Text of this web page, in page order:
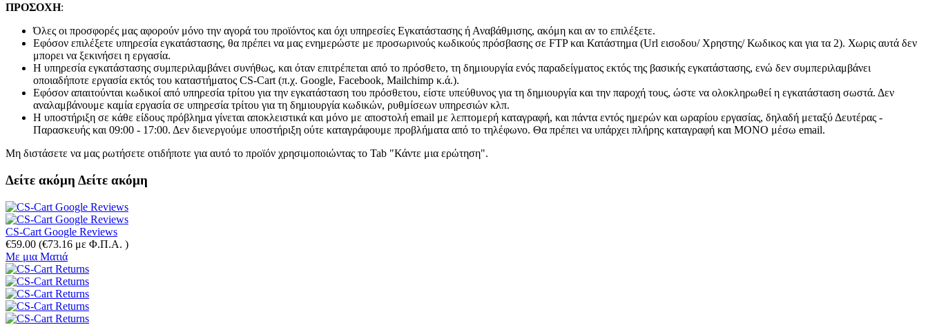
ΠΡΟΣΟΧΗ:
Όλες οι προσφορές μας αφορούν μόνο την αγορά του προϊόντος και όχι υπηρεσίες Εγκατάστασης ή Αναβάθμισης, ακόμη και αν το επιλέξετε.
Εφόσον επιλέξετε υπηρεσία εγκατάστασης, θα πρέπει να μας ενημερώστε με προσωρινούς κωδικούς πρόσβασης σε FTP και Κατάστημα (Url εισοδου/ Χρηστης/ Κωδικος και για τα 2). Χωρις αυτά δεν
μπορει να ξεκινήσει η εργασία.
Η υπηρεσία εγκατάστασης συμπεριλαμβάνει συνήθως, και όταν επιτρέπεται από το πρόσθετο, τη δημιουργία ενός παραδείγματος εκτός της βασικής εγκατάστασης, ενώ δεν συμπεριλαμβάνει
οποιαδήποτε εργασία εκτός του καταστήματος CS-Cart (π.χ. Google, Facebook, Mailchimp κ.ά.).
Εφόσον απαιτούνται κωδικοί από υπηρεσία τρίτου για την εγκατάσταση του πρόσθετου, είστε υπεύθυνος για τη δημιουργία και την παροχή τους, ώστε να ολοκληρωθεί η εγκατάσταση σωστά. Δεν
αναλαμβάνουμε καμία εργασία σε υπηρεσία τρίτου για τη δημιουργία κωδικών, ρυθμίσεων υπηρεσιών κλπ.
Η υποστήριξη σε κάθε είδους πρόβλημα γίνεται αποκλειστικά και μόνο με αποστολή email με λεπτομερή καταγραφή, και πάντα εντός ημερών και ωραρίου εργασίας, δηλαδή μεταξύ Δευτέρας -
Παρασκευής και 09:00 - 17:00. Δεν διενεργούμε υποστήριξη ούτε καταγράφουμε προβλήματα από το τηλέφωνο. Θα πρέπει να υπάρχει πλήρης καταγραφή και ΜΟΝΟ μέσω email.
Μη διστάσετε να μας ρωτήσετε οτιδήποτε για αυτό το προϊόν χρησιμοποιώντας το Tab "Κάντε μια ερώτηση".
Δείτε ακόμη Δείτε ακόμη
CS-Cart Google Reviews
€59.00 (€73.16 με Φ.Π.Α. )
Με μια Ματιά